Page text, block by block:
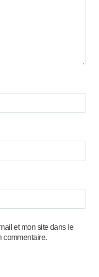
et mon site dans le
commentaire.